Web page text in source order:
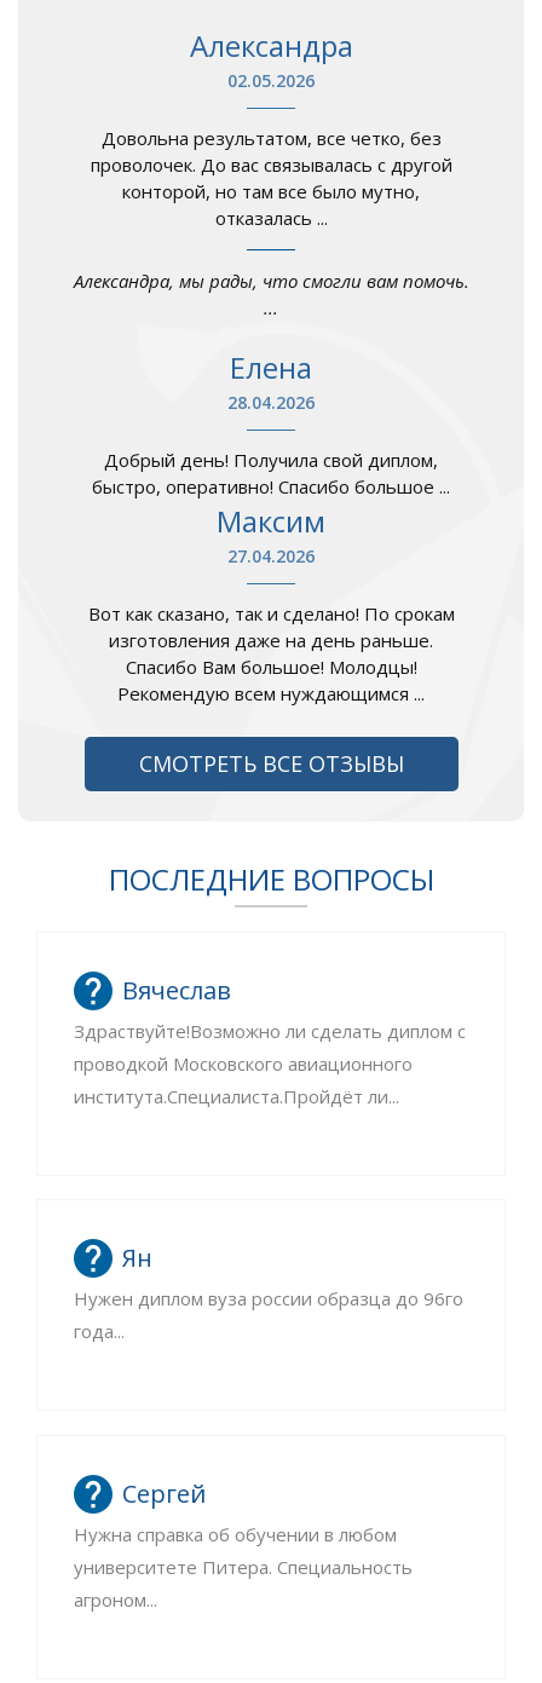
Александра
02.05.2026
Довольна результатом, все четко, без
проволочек. До вас связывалась с другой
конторой, но там все было мутно,
отказалась ...
Александра, мы рады, что смогли вам помочь.
...
Елена
28.04.2026
Добрый день! Получила свой диплом,
быстро, оперативно! Спасибо большое ...
Максим
27.04.2026
Вот как сказано, так и сделано! По срокам
изготовления даже на день раньше.
Спасибо Вам большое! Молодцы!
Рекомендую всем нуждающимся ...
СМОТРЕТЬ ВСЕ ОТЗЫВЫ
ПОСЛЕДНИЕ ВОПРОСЫ
Вячеслав
Здраствуйте!Возможно ли сделать диплом с
проводкой Московского авиационного
института.Специалиста.Пройдёт ли...
Ян
Нужен диплом вуза россии образца до 96го
года...
Сергей
Нужна справка об обучении в любом
университете Питера. Специальность
агроном...